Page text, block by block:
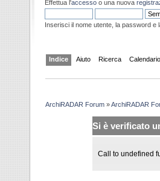
Effettua l'accesso o una nuova
Inserisci il nome utente, la password e
Indice Aiuto Ricerca Calendario
ArchiRADAR Forum »ArchiRADAR
Si è verificato
Call to undefined